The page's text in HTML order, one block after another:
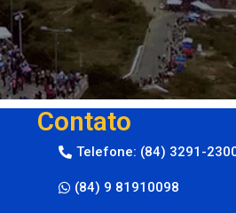
Contato
Telefone: (84) 3291-
(84) 9 81910098